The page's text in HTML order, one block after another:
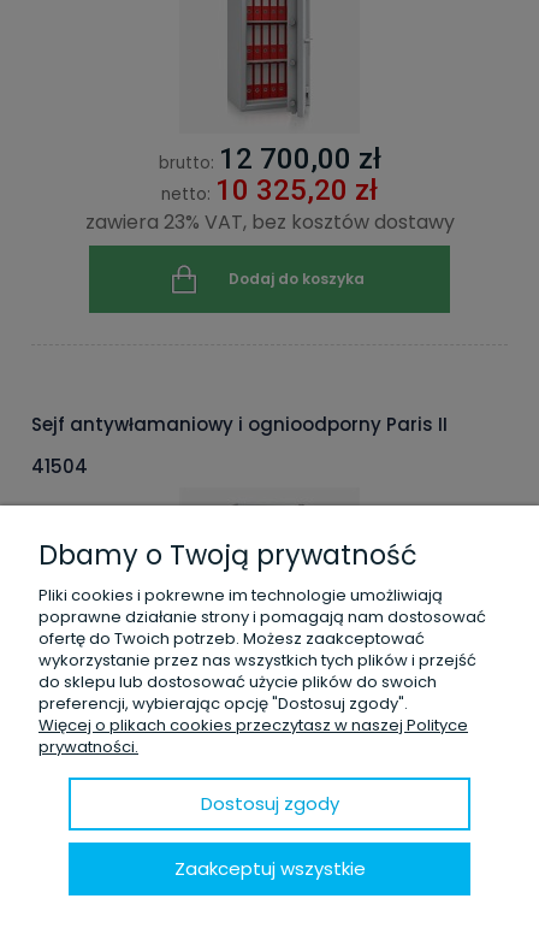
brutto: 12 700,00 zł
netto: 10 325,20 zł
zawiera 23% VAT, bez kosztów dostawy
Dodaj do koszyka
Sejf antywłamaniowy i ognioodporny Paris II
41504
brutto:11 700,00 zł
netto:9 512,20 zł
zawiera 23% VAT, bez kosztów dostawy
Dodaj do koszyka
Dbamy o Twoją prywatność
Pliki cookies i pokrewne im technologie umożliwiają
poprawne działanie strony i pomagają nam dostosować
ofertę do Twoich potrzeb. Możesz zaakceptować
wykorzystanie przez nas wszystkich tych plików i przejść
do sklepu lub dostosować użycie plików do swoich
preferencji, wybierając opcję "Dostosuj zgody".
Więcej o plikach cookies przeczytasz w naszej Polityce
prywatności.
Dostosuj zgody
Zaakceptuj wszystkie